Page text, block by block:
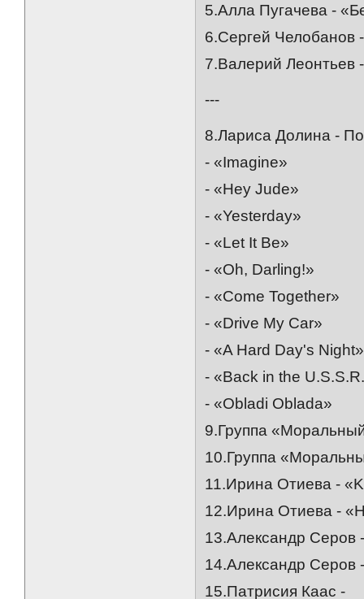
5.Алла Пугачева -
6.Сергей Челобанов
7.Валерий Леонтьев
---
8.Лариса Долина -
- «Imagine»
- «Hey Jude»
- «Yesterday»
- «Let It Be»
- «Oh, Darling!»
- «Come Together»
- «Drive My Car»
- «A Hard Day's Night»
- «Back in the
- «Obladi Oblada»
9.Группа
10.Группа
11.Ирина Отиева -
12.Ирина Отиева -
13.Александр Серов
14.Александр Серов
15.Патрисия Каас -